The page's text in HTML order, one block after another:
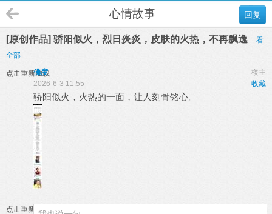
回复
心情故事
[原创作品] 骄阳似火，烈日炎炎，皮肤的火热，不再飘逸
看
全部
点击重新加载 楼主
佛度
收藏
2026-6-3 11:55
骄阳似火，火热的一面，让人刻骨铭心。
点击重新加载